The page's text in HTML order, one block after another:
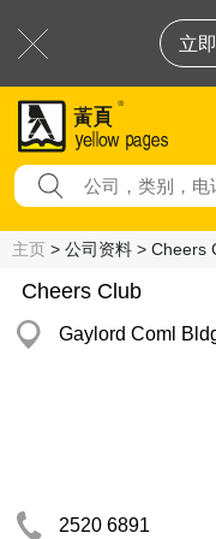
立
主页 > 公司资料 > Cheers
Cheers Club
Gaylord Coml
2520 6891